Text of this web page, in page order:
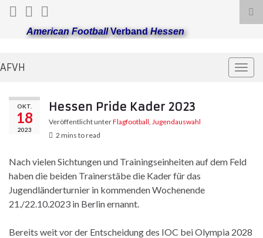
American FootballVerbandHessen
AFVH
OKT.
18
2023
Hessen Pride Kader 2023
Veröffentlicht unterFlagfootball, Jugendauswahl
2 mins to read
Nach vielen Sichtungen und Trainingseinheiten auf dem Feld
haben die beiden Trainerstäbe die Kader für das
Jugendländerturnier in kommenden Wochenende
21./22.10.2023 in Berlin ernannt.
Bereits weit vor der Entscheidung des IOC bei Olympia 2028